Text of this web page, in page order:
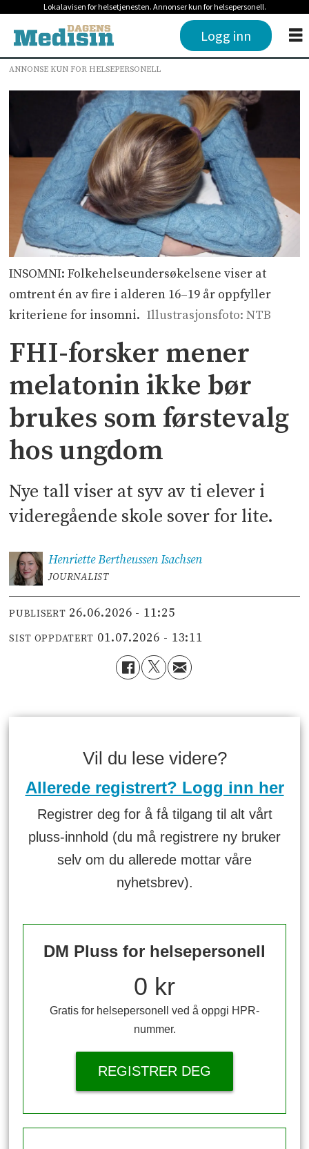
Lokalavisen for helsetjenesten. Annonser kun for helsepersonell.
Logg inn
ANNONSE KUN FOR HELSEPERSONELL
INSOMNI: Folkehelseundersøkelsene viser at
omtrent én av fire i alderen 16–19 år oppfyller
kriteriene for insomni. Illustrasjonsfoto: NTB
FHI-forsker mener
melatonin ikke bør
brukes som førstevalg
hos ungdom
Nye tall viser at syv av ti elever i
videregående skole sover for lite.
Henriette BertheussenIsachsen
JOURNALIST
PUBLISERT 26.06.2026 - 11:25
SIST OPPDATERT 01.07.2026 - 13:11
Vil du lese videre?
Allerede registrert? Logg inn her
Registrer deg for å få tilgang til alt vårt
pluss-innhold (du må registrere ny bruker
selv om du allerede mottar våre
nyhetsbrev).
DM Pluss for helsepersonell
0 kr
Gratis for helsepersonell ved å oppgi HPR-
nummer.
REGISTRER DEG